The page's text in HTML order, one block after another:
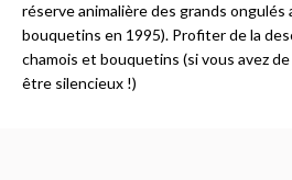
réserve animalière des grands ongulés
bouquetins en 1995). Profiter de la
chamois et bouquetins (si vous avez
être silencieux !)